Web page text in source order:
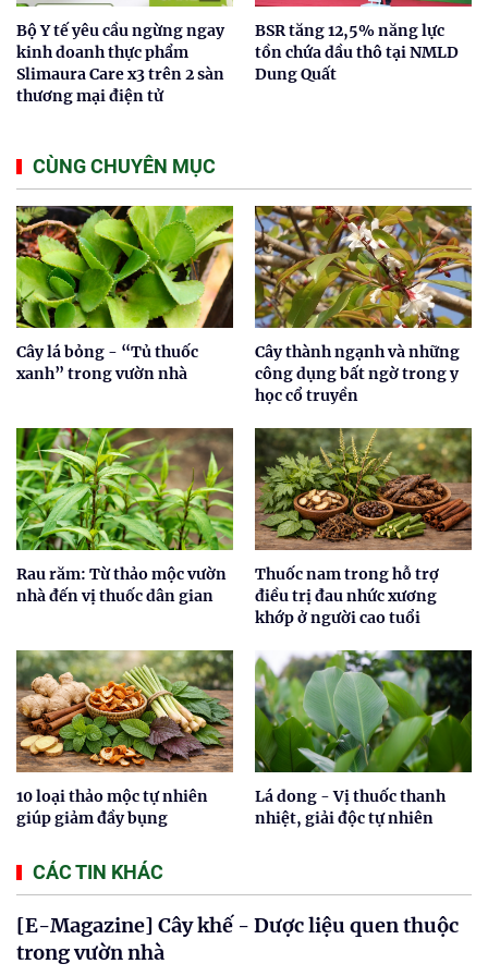
Bộ Y tế yêu cầu ngừng ngay
kinh doanh thực phẩm
Slimaura Care x3 trên 2 sàn
thương mại điện tử
BSR tăng 12,5% năng lực
tồn chứa dầu thô tại NMLD
Dung Quất
CÙNG CHUYÊN MỤC
Cây lá bỏng - “Tủ thuốc
xanh” trong vườn nhà
Cây thành ngạnh và những
công dụng bất ngờ trong y
học cổ truyền
Rau răm: Từ thảo mộc vườn
nhà đến vị thuốc dân gian
Thuốc nam trong hỗ trợ
điều trị đau nhức xương
khớp ở người cao tuổi
10 loại thảo mộc tự nhiên
giúp giảm đầy bụng
Lá dong - Vị thuốc thanh
nhiệt, giải độc tự nhiên
CÁC TIN KHÁC
[E-Magazine] Cây khế - Dược liệu quen thuộc
trong vườn nhà